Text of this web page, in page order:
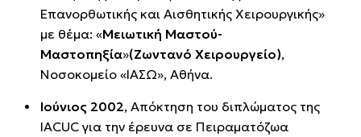
Επανορθωτικής και Αισθητικής Χειρουργικής»
με θέμα: «Μειωτική Μαστού-
Μαστοπηξία»(Ζωντανό Χειρουργείο),
Νοσοκομείο «ΙΑΣΩ», Αθήνα.
Ιούνιος 2002, Απόκτηση του διπλώματος της
IACUC για την έρευνα σε Πειραματόζωα